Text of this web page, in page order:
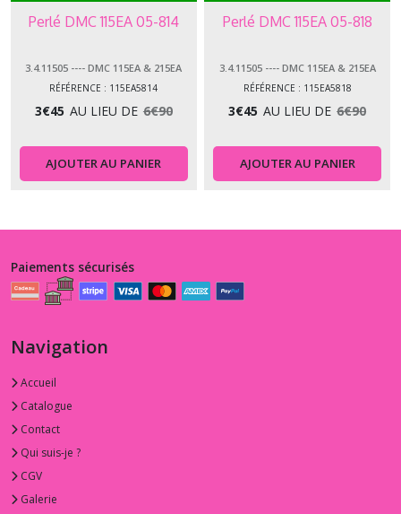
Perlé DMC 115EA 05-814
3.4.11505 ---- DMC 115EA & 215EA
PERLÉ 05
RÉFÉRENCE : 115EA5814
3€45 AU LIEU DE 6€90
AJOUTER AU PANIER
Perlé DMC 115EA 05-818
3.4.11505 ---- DMC 115EA & 215EA
PERLÉ 05
RÉFÉRENCE : 115EA5818
3€45 AU LIEU DE 6€90
AJOUTER AU PANIER
Paiements sécurisés
Navigation
Accueil
Catalogue
Contact
Qui suis-je ?
CGV
Galerie